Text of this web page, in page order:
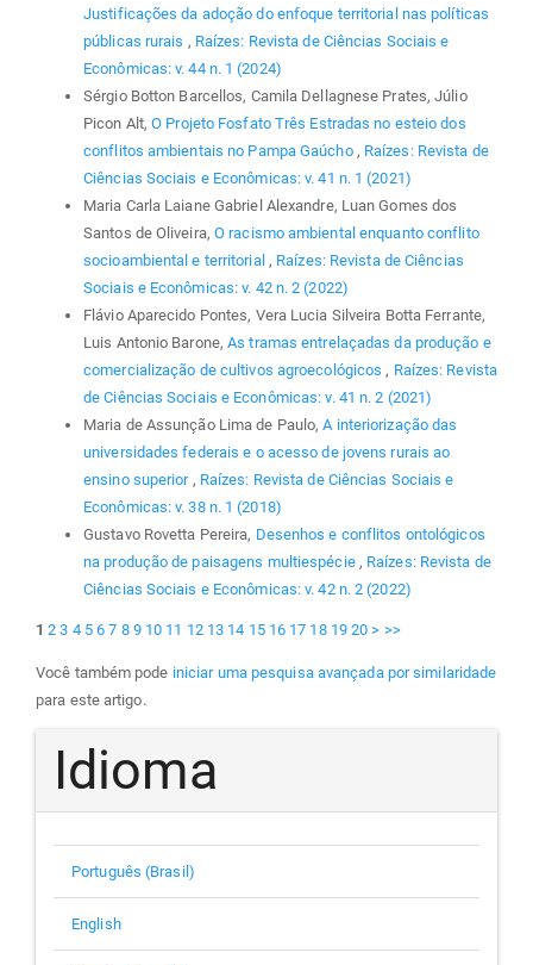
Justificações da adoção do enfoque territorial nas políticas
públicas rurais , Raízes: Revista de Ciências Sociais e
Econômicas: v. 44 n. 1 (2024)
Sérgio Botton Barcellos, Camila Dellagnese Prates, Júlio
Picon Alt,O Projeto Fosfato Três Estradas no esteio dos
conflitos ambientais no Pampa Gaúcho , Raízes: Revista de
Ciências Sociais e Econômicas: v. 41 n. 1 (2021)
Maria Carla Laiane Gabriel Alexandre, Luan Gomes dos
Santos de Oliveira, O racismo ambiental enquanto conflito
socioambiental e territorial , Raízes: Revista de Ciências
Sociais e Econômicas: v. 42 n. 2 (2022)
Flávio Aparecido Pontes, Vera Lucia Silveira Botta Ferrante,
Luis Antonio Barone,As tramas entrelaçadas da produção e
comercialização de cultivos agroecológicos , Raízes: Revista
de Ciências Sociais e Econômicas: v. 41 n. 2 (2021)
Maria de Assunção Lima de Paulo,A interiorização das
universidades federais e o acesso de jovens rurais ao
ensino superior , Raízes: Revista de Ciências Sociais e
Econômicas: v. 38 n. 1 (2018)
Gustavo Rovetta Pereira, Desenhos e conflitos ontológicos
na produção de paisagens multiespécie , Raízes: Revista de
Ciências Sociais e Econômicas: v. 42 n. 2 (2022)
1 2 3 4 5 6 7 8 9 10 11 12 13 14 15 16 17 18 19 20 > >>
Você também pode iniciar uma pesquisa avançada por similaridade
para este artigo.
Idioma
Português (Brasil)
English